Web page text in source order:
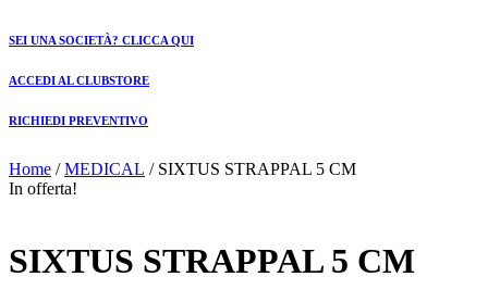
SEI UNA SOCIETÀ? CLICCA QUI
ACCEDI AL CLUBSTORE
RICHIEDI PREVENTIVO
Home /MEDICAL / SIXTUS STRAPPAL 5 CM
In offerta!
SIXTUS STRAPPAL 5 CM